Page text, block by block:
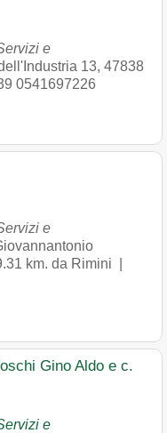
e
13, 47838
0541697226
e
km. da Rimini |
Gino Aldo e c.
e